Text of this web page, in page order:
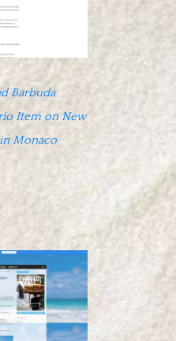
Barbuda
Item on New
Monaco